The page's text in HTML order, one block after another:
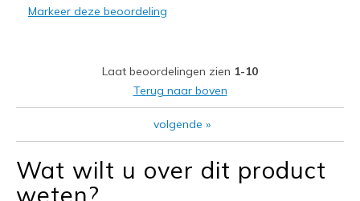
Travel
Sizing
Feels true to size
View On Shoes
Markeer deze beoordeling
Laat beoordelingen zien 1-10
Terug naar boven
volgende »
Wat wilt u over dit product
weten?